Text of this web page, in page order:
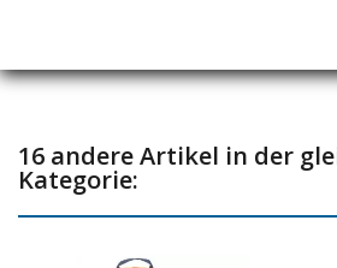
16 andere Artikel in der
Kategorie: